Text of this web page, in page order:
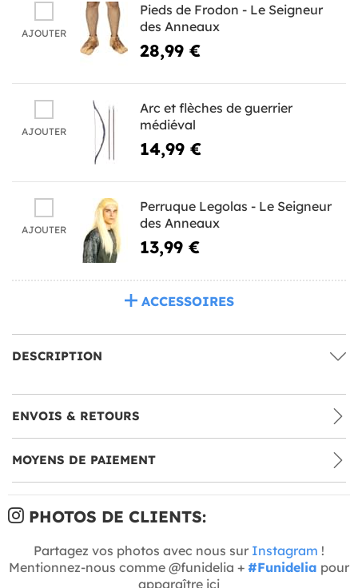
AJOUTER
Pieds de Frodon - Le Seigneur
des Anneaux
28,99 €
AJOUTER
Arc et flèches de guerrier
médiéval
14,99 €
AJOUTER
Perruque Legolas - Le Seigneur
des Anneaux
13,99 €
ACCESSOIRES
DESCRIPTION
ENVOIS & RETOURS
MOYENS DE PAIEMENT
PHOTOS DE CLIENTS:
Partagez vos photos avec nous sur Instagram !
Mentionnez-nous comme @funidelia + #Funidelia pour
apparaître ici